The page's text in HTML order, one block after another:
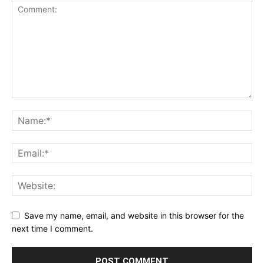
Save my name, email, and website in this browser for the
next time I comment.